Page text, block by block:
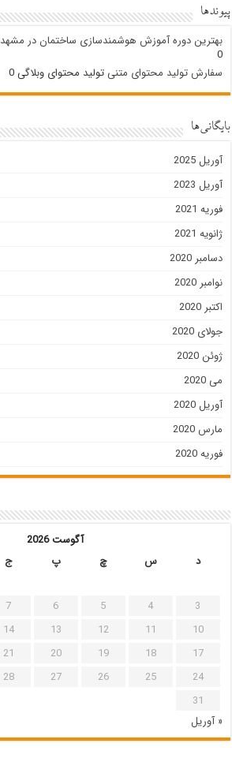
پیوندها
بهترین دوره آموزش هوشمندسازی ساختمان در مشهد
0
سفارش تولید محتوای متنی تولید محتوای وبلاگی 0
بایگانی‌ها
آوریل 2025
آوریل 2023
فوریه 2021
ژانویه 2021
دسامبر 2020
نوامبر 2020
اکتبر 2020
جولای 2020
ژوئن 2020
می 2020
آوریل 2020
مارس 2020
فوریه 2020
آگوست 2026
د
س چ پ ج
3
4
5
6
7
10
11
12
13
14
17
18
19
20
21
24
25
26
27
28
31
« آوریل